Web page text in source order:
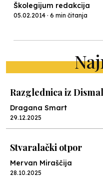
Školegijum redakcija
05.02.2014 · 6 min čitanja
Razglednica iz
Dragana Smart
29.12.2025
Stvaralački otpor
Mervan Miraščija
28.10.2025